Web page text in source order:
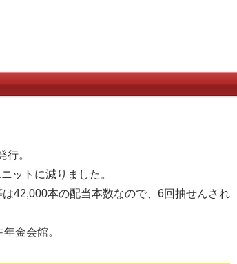
行。
ットに減りました。
42,000本の配当本数なので、6回抽せんされ
金会館。